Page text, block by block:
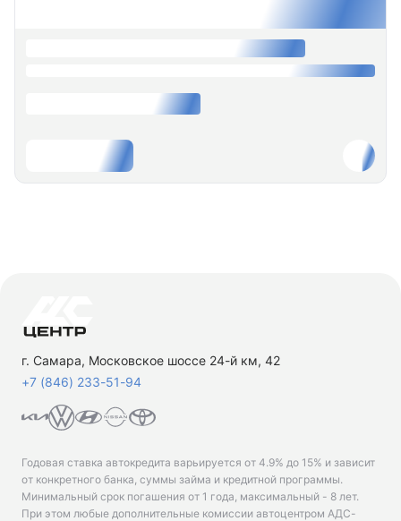
г. Самара, Московское шоссе 24-й км, 42
+7 (846) 233-51-94
Годовая ставка автокредита варьируется от 4.9% до 15% и зависит
от конкретного банка, суммы займа и кредитной программы.
Минимальный срок погашения от 1 года, максимальный - 8 лет.
При этом любые дополнительные комиссии автоцентром АДС-